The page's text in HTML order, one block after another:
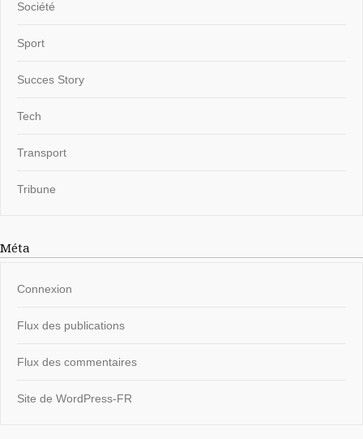
Société
Sport
Succes Story
Tech
Transport
Tribune
Méta
Connexion
Flux des publications
Flux des commentaires
Site de WordPress-FR